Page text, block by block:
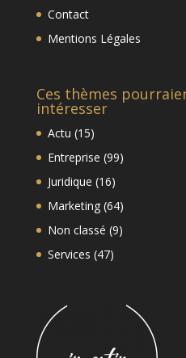
Contact
Mentions Légales
Ces thèmes
intéresser
Actu (15)
Entreprise (99)
Juridique (16)
Marketing(64)
Non classé (9)
Services (47)